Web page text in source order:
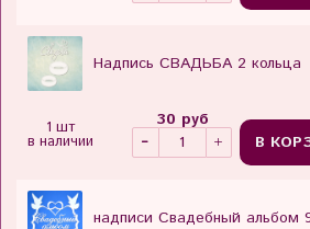
Надпись СВАДЬБА 2 кольца
1 шт
в наличии
30 руб
В
надписи Свадебный альбом